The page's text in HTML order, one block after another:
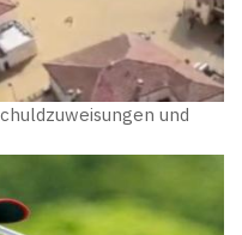
und